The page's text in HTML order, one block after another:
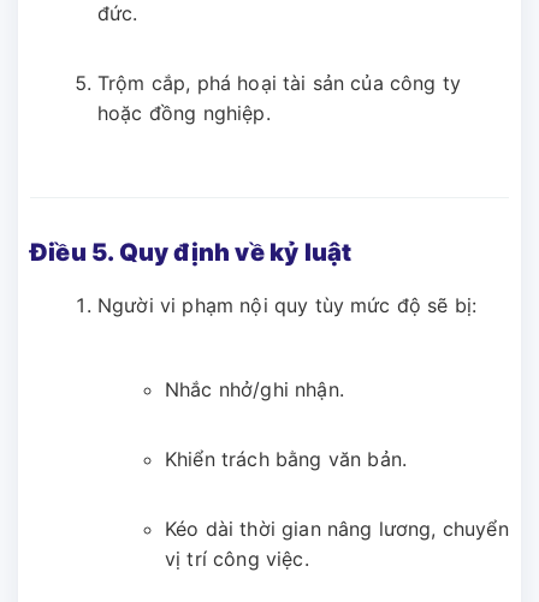
đức.
Trộm cắp, phá hoại tài sản của công ty
hoặc đồng nghiệp.
Điều 5. Quy định về kỷ luật
Người vi phạm nội quy tùy mức độ sẽ bị:
Nhắc nhở/ghi nhận.
Khiển trách bằng văn bản.
Kéo dài thời gian nâng lương, chuyển
vị trí công việc.